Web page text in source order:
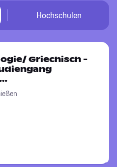
Hochschulen
Griechisch -